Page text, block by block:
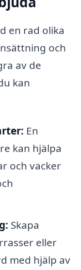
en rad olika
och
av de
kan
En
kan hjälpa
och vacker
Skapa
eller
med hjälp av